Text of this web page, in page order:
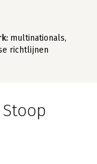
multinationals,
richtlijnen